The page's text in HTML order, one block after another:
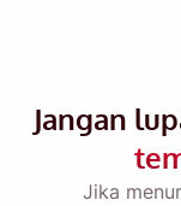
Jangan
Jika
Kirimi diri
Viddly